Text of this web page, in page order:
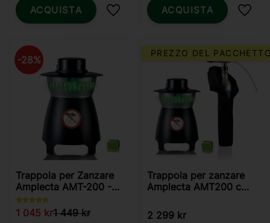
Aggiungi ai preferiti
ACQUISTA ACQUISTA
Trappola per Zanzare
Amplecta AMT-200 -
Zanzare e Zanzaretta
1 045 kr1 449kr
28%
Trappola per zanzare
Amplecta AMT200 con
2 299 kr
PREZZO DEL